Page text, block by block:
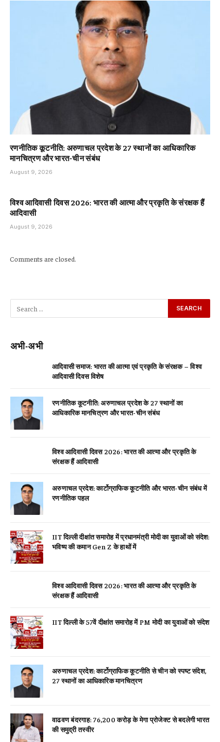
रणनीतिक कूटनीति: अरुणाचल प्रदेश के 27 स्थानों का आधिकारिक
मानचित्रण और भारत-चीन संबंध
August 9, 2026
विश्व आदिवासी दिवस 2026: भारत की आत्मा और प्रकृति के संरक्षक हैं
आदिवासी
August 9, 2026
Comments are closed.
अभी-अभी
आदिवासी समाज: भारत की आत्मा एवं प्रकृति के संरक्षक – विश्व
आदिवासी दिवस विशेष
रणनीतिक कूटनीति: अरुणाचल प्रदेश के 27 स्थानों का
आधिकारिक मानचित्रण और भारत-चीन संबंध
विश्व आदिवासी दिवस 2026: भारत की आत्मा और प्रकृति के
संरक्षक हैं आदिवासी
अरुणाचल प्रदेश: कार्टोग्राफिक कूटनीति और भारत-चीन संबंध में
रणनीतिक पहल
IIT दिल्ली दीक्षांत समारोह में प्रधानमंत्री मोदी का युवाओं को संदेश:
भविष्य की कमान Gen Z के हाथों में
विश्व आदिवासी दिवस 2026: भारत की आत्मा और प्रकृति के
संरक्षक हैं आदिवासी
IIT दिल्ली के 57वें दीक्षांत समारोह में PM मोदी का युवाओं को संदेश
अरुणाचल प्रदेश: कार्टोग्राफिक कूटनीति से चीन को स्पष्ट संदेश,
27 स्थानों का आधिकारिक मानचित्रण
वाढवण बंदरगाह: 76,200 करोड़ के मेगा प्रोजेक्ट से बदलेगी भारत
की समुद्री तस्वीर